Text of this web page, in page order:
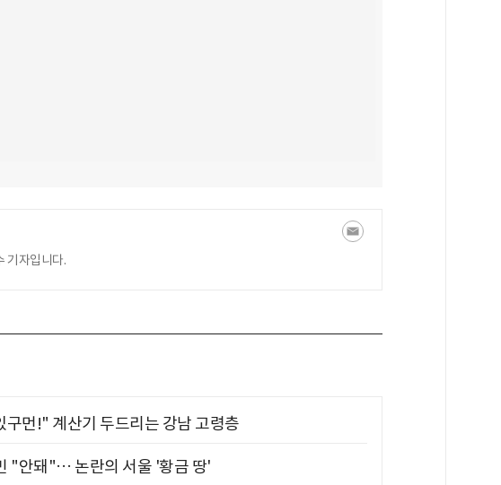
기자입니다.
구먼!" 계산기 두드리는 강남 고령층
"안돼"… 논란의 서울 '황금 땅'